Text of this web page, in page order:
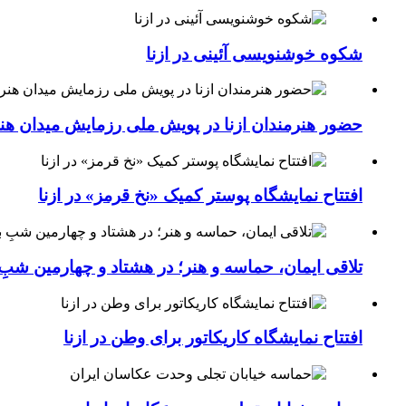
شکوه خوشنویسی آئینی در ازنا
حضور هنرمندان ازنا در پویش ملی رزمایش میدان
افتتاح نمایشگاه پوستر کمیک «نخ قرمز» در ازنا
تلاقی ایمان، حماسه و هنر؛ در هشتاد و چهارمین شبِ
افتتاح نمایشگاه کاریکاتور برای وطن در ازنا